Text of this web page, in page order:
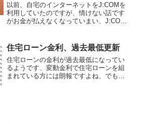
以前、自宅のインターネットをJ:COMを
利用していたのですが、情けない話です
がお金が払えなくなっていまい、J:COM
に契約を打ち切られるようです。その
後、J:CO...
住宅ローン金利、過去最低更新
住宅ローンの金利が過去最低になってい
るようです、変動金利で住宅ローンを組
まれている方には朗報ですよね、でも銀